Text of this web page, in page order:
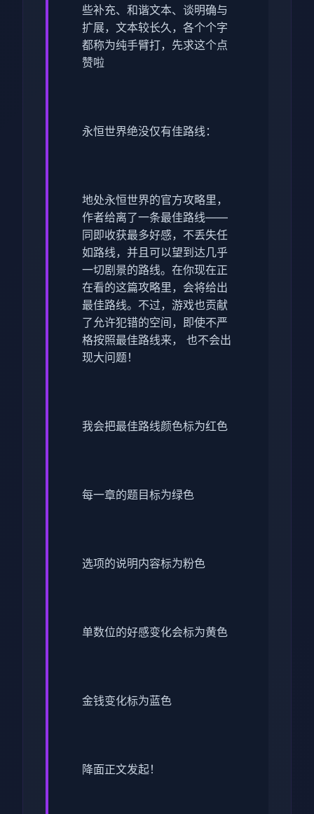
些补充、和谐文本、谈明确与
扩展，文本较长久，各个个字
都称为纯手臂打，先求这个点
赞啦
永恒世界绝没仅有佳路线：
地处永恒世界的官方攻略里，
作者给离了一条最佳路线——
同即收获最多好感，不丢失任
如路线，并且可以望到达几乎
一切剧景的路线。在你现在正
在看的这篇攻略里，会将给出
最佳路线。不过，游戏也贡献
了允许犯错的空间，即使不严
格按照最佳路线来， 也不会出
现大问题！
我会把最佳路线颜色标为红色
每一章的题目标为绿色
选项的说明内容标为粉色
单数位的好感变化会标为黄色
金钱变化标为蓝色
降面正文发起！